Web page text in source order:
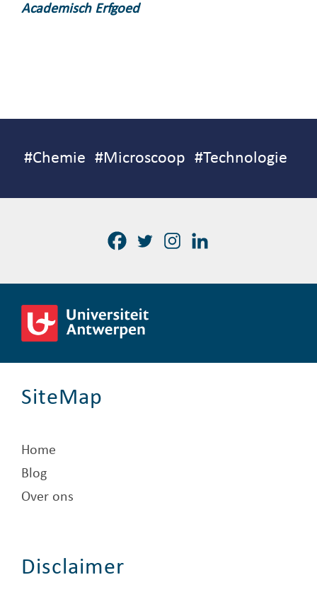
Academisch Erfgoed
#Chemie #Microscoop #Technologie
SiteMap
Home
Blog
Over ons
Disclaimer